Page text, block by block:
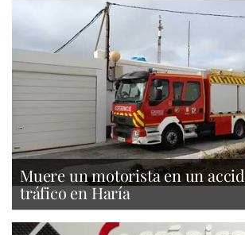
Muere un motorista en un
tráfico en Haría